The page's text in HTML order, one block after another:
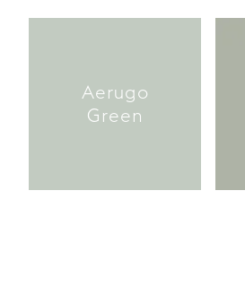
Aerugo
Green